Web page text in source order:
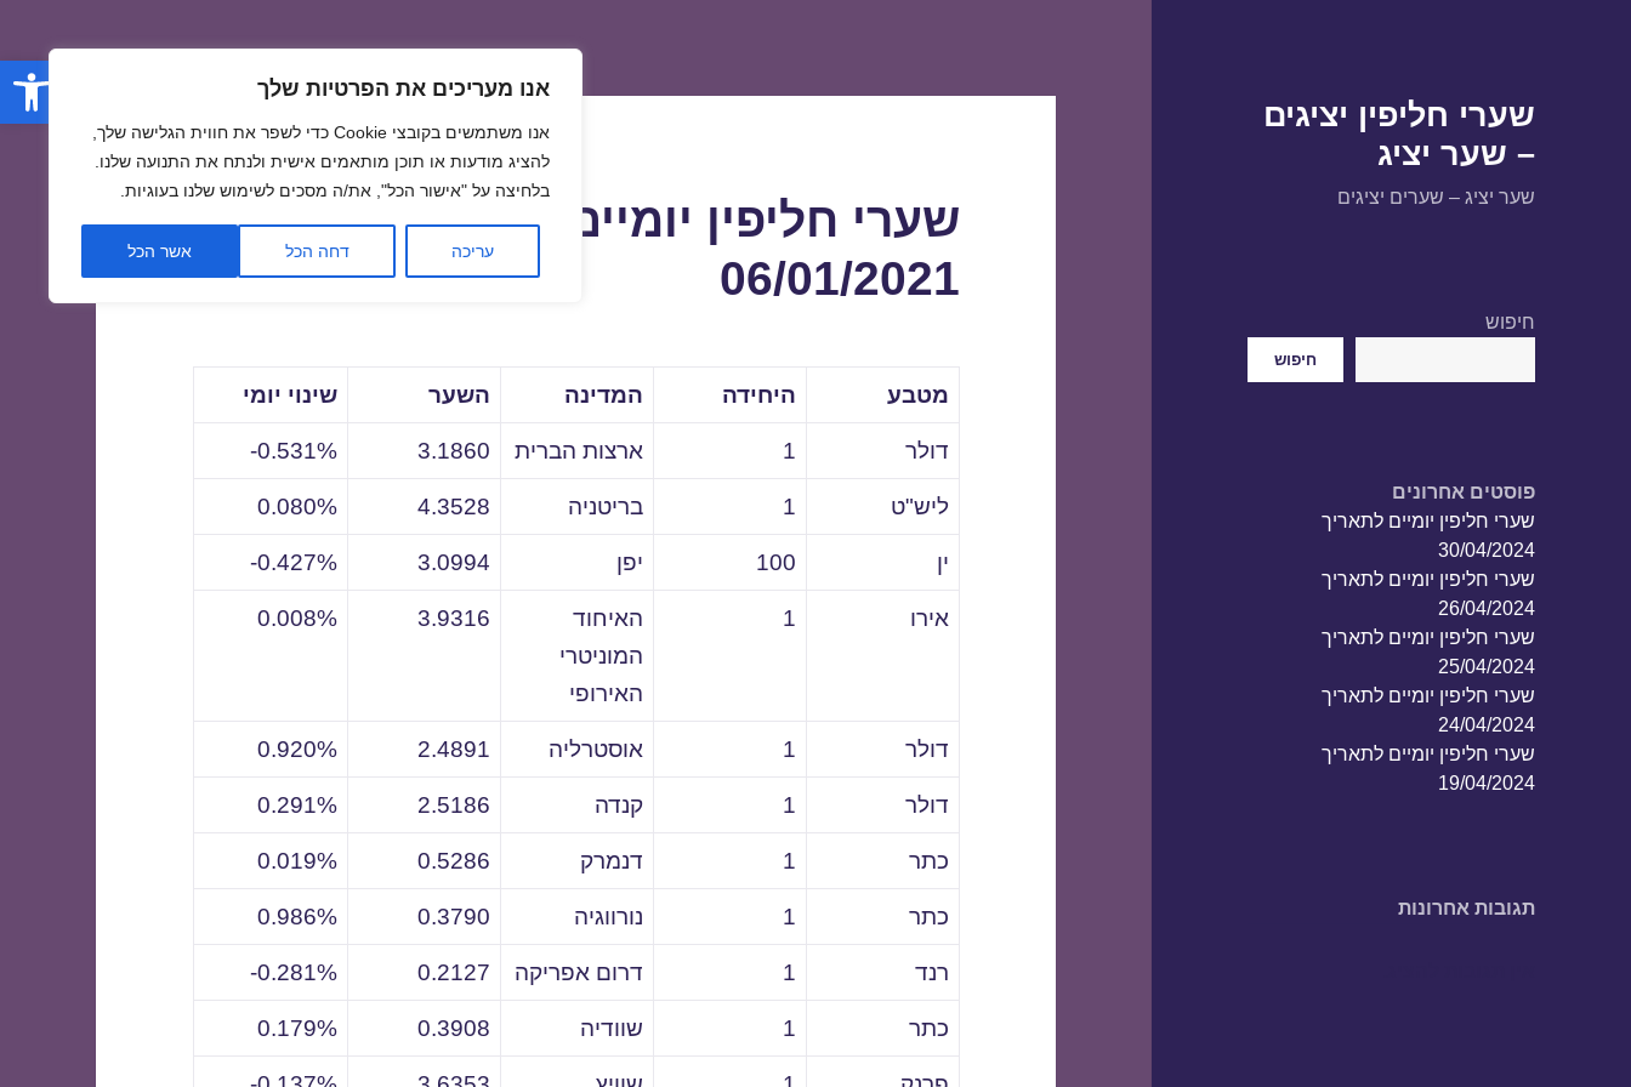
פתח אנו מעריכים את הפרטיות שלך
אנו משתמשים בקובצי Cookie כדי לשפר את חווית הגלישה שלך,
להציג מודעות או תוכן מותאמים אישית ולנתח את התנועה שלנו.
בלחיצה על "אישור הכל", את/ה מסכים לשימוש שלנו בעוגיות.
עריכה דחה הכל אשר הכל
שערי חליפין יציגים
– שער יציג
שער יציג – שערים יציגים
חיפוש
חיפוש
פוסטים אחרונים
שערי חליפין יומיים לתאריך
30/04/2024
שערי חליפין יומיים לתאריך
26/04/2024
שערי חליפין יומיים לתאריך
25/04/2024
שערי חליפין יומיים לתאריך
24/04/2024
שערי חליפין יומיים לתאריך
19/04/2024
תגובות אחרונות
שערי חליפין יומיים לתאריך
06/01/2021
מטבע היחידה המדינה השער שינוי יומי
דולר 1 ארצות הברית 3.1860
0.531%-
ליש"ט 1 בריטניה 4.3528
0.080%
ין 100 יפן 3.0994
0.427%-
אירו 1
האיחוד
המוניטרי
האירופי
3.9316
0.008%
דולר 1 אוסטרליה 2.4891
0.920%
דולר 1 קנדה 2.5186
0.291%
כתר 1 דנמרק 0.5286
0.019%
כתר 1 נורווגיה 0.3790
0.986%
רנד 1 דרום אפריקה 0.2127
0.281%-
כתר 1 שוודיה 0.3908
0.179%